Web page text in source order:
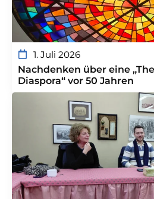
1. Juli 2026
Nachdenken über eine
Diaspora“ vor 50 Jahren